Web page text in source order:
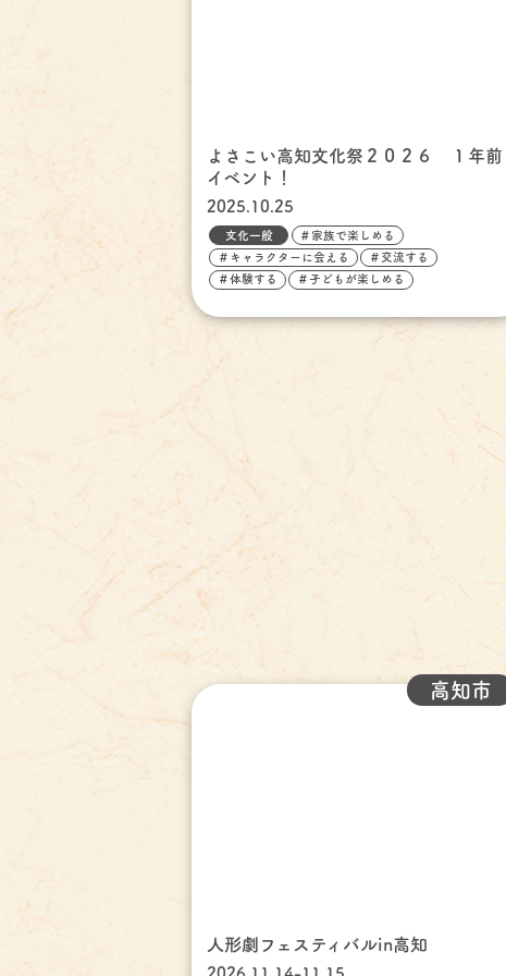
よさこい高知文化祭２０２６ １年前
イベント！
2025.10.25
文化一般 ＃家族で楽しめる
＃キャラクターに会える ＃交流する
＃体験する ＃子どもが楽しめる
人形劇フェスティバルin高知
高知市